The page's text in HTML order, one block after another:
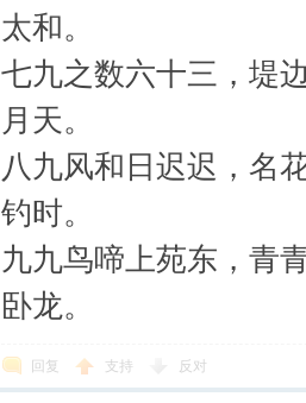
太和。
七九之数六十三，堤
月天。
八九风和日迟迟，名
钓时。
九九鸟啼上苑东，青
卧龙。
回复 支持 反对